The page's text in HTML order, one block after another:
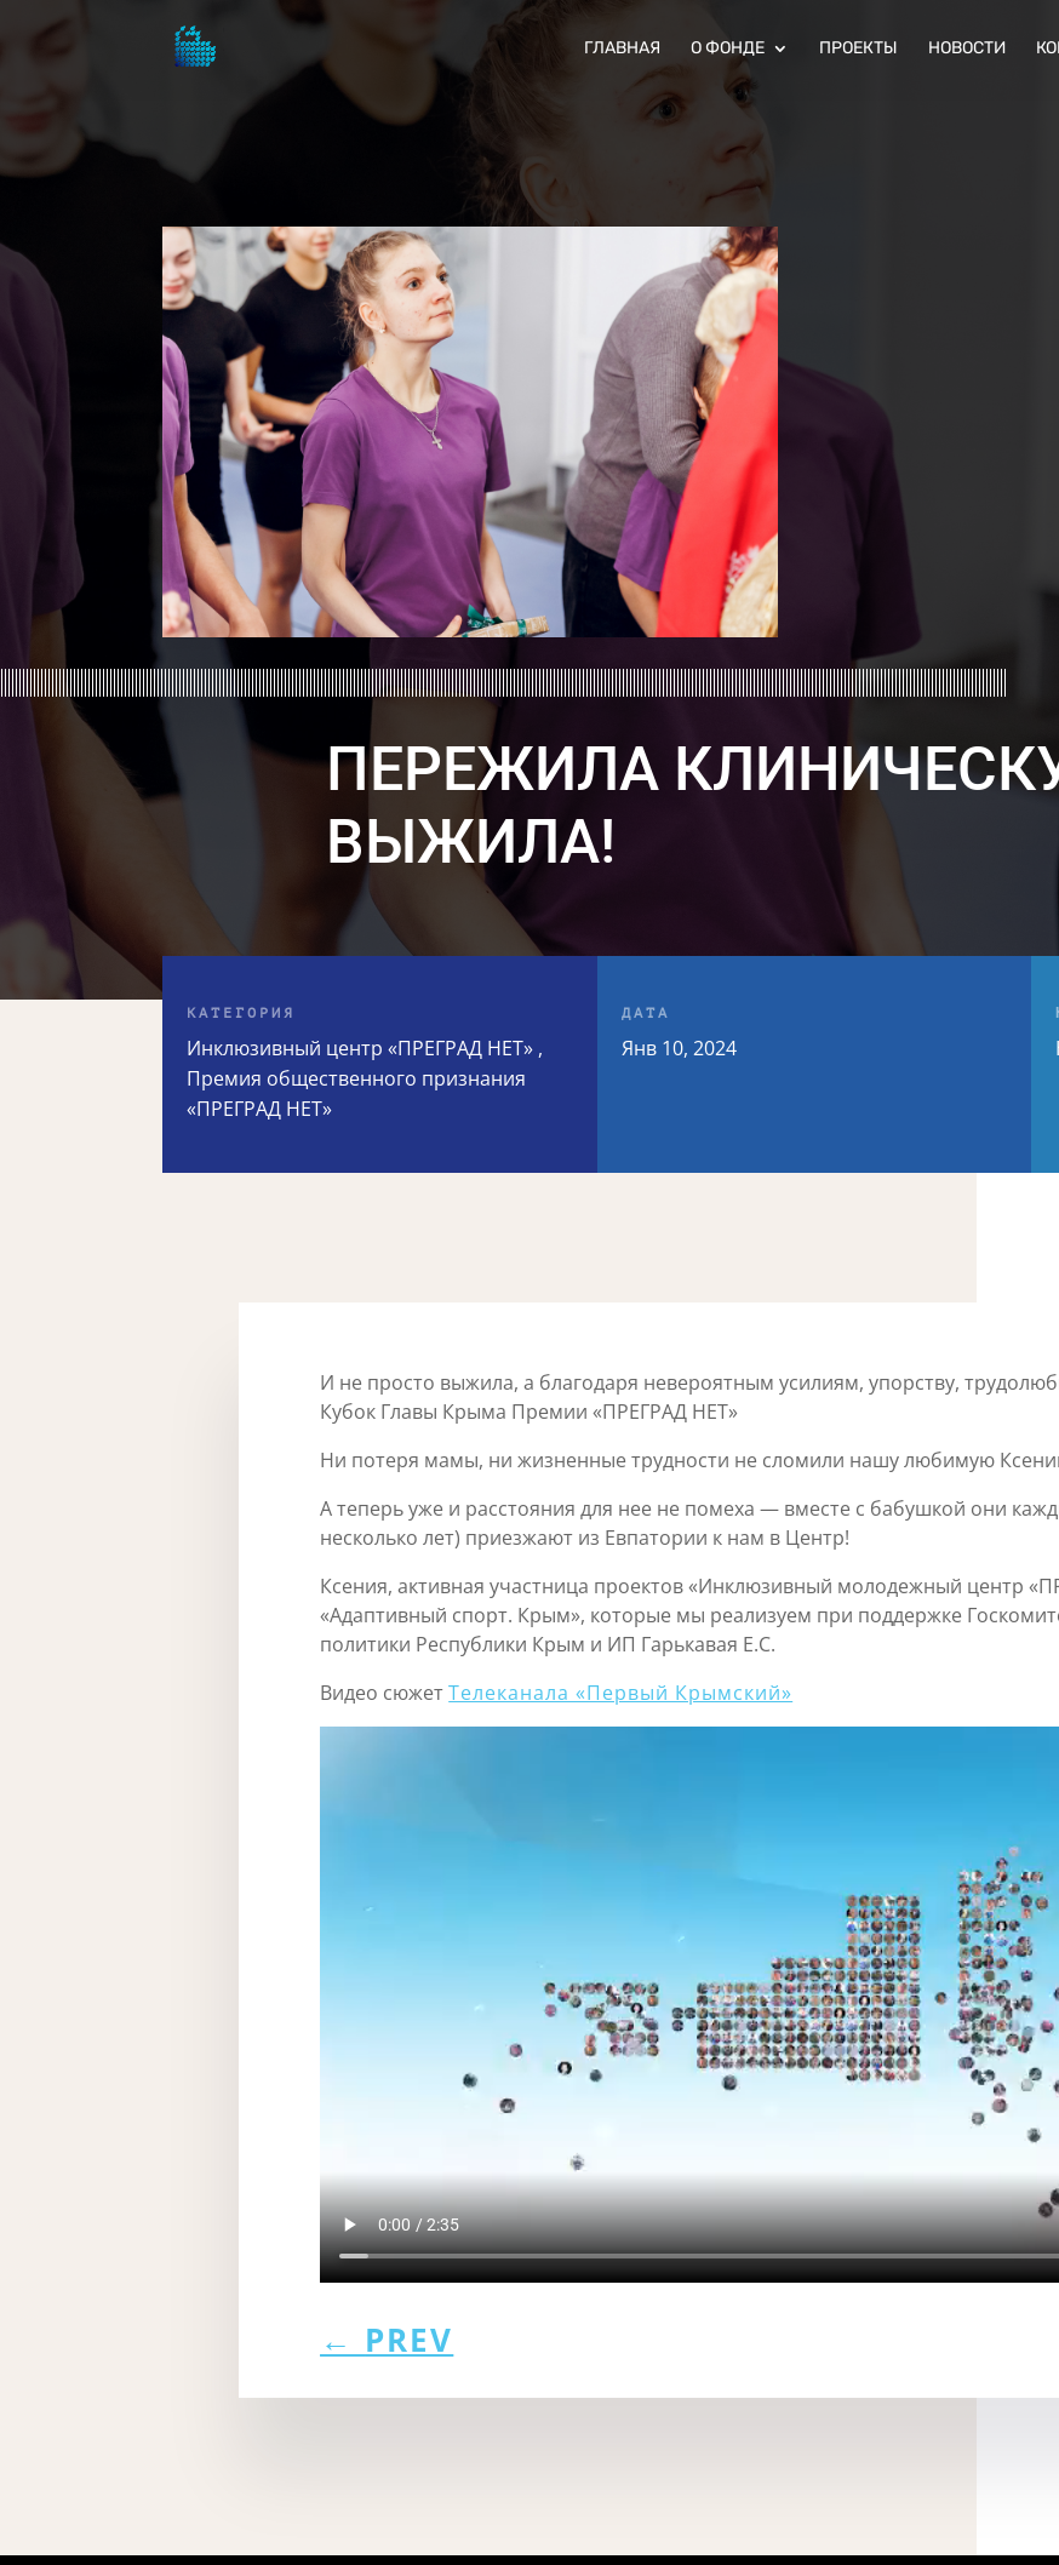
ГЛАВНАЯ О ФОНДЕ ПРОЕКТЫ НОВОСТИ
ПЕРЕЖИЛА
ВЫЖИЛА!
КАТЕГОРИЯ
Инклюзивный центр «ПРЕГРАД НЕТ» ,
Премия общественного признания
«ПРЕГРАД НЕТ»
ДАТА
Янв 10, 2024
И не просто выжила, а благодаря невероятным усилиям, упорству,
Кубок Главы Крыма Премии «ПРЕГРАД НЕТ»
Ни потеря мамы, ни жизненные трудности не сломили нашу любимую
А теперь уже и расстояния для нее не помеха — вместе с бабушкой они
несколько лет) приезжают из Евпатории к нам в Центр!
Ксения, активная участница проектов «Инклюзивный молодежный центр
«Адаптивный спорт. Крым», которые мы реализуем при поддержке
политики Республики Крым и ИП Гарькавая Е.С.
Видео сюжетТелеканала «Первый Крымский»
← PREV